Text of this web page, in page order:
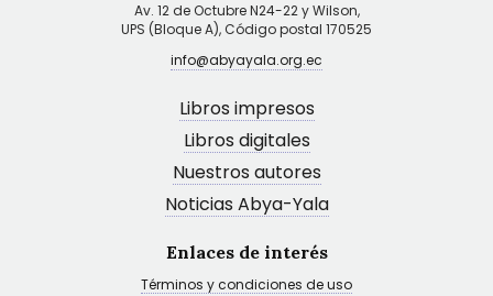
Av. 12 de Octubre N24-22 y Wilson,
UPS (Bloque A), Código postal 170525
info@abyayala.org.ec
Libros impresos
Libros digitales
Nuestros autores
Noticias Abya-Yala
Enlaces de interés
Términos y condiciones de uso